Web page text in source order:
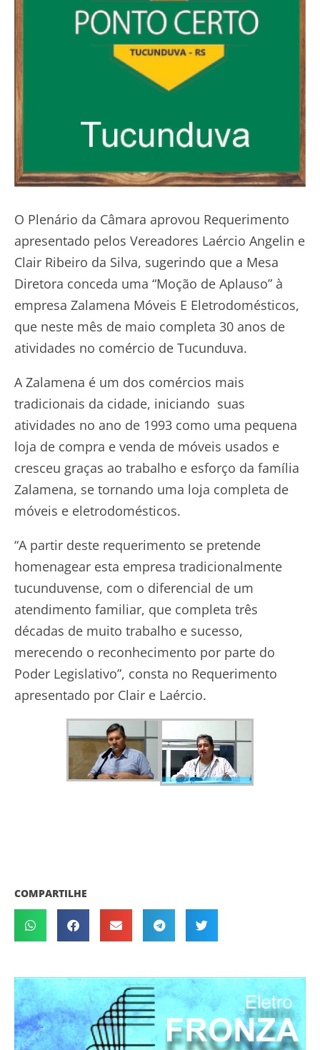
O Plenário da Câmara aprovou Requerimento
apresentado pelos Vereadores Laércio Angelin e
Clair Ribeiro da Silva, sugerindo que a Mesa
Diretora conceda uma “Moção de Aplauso” à
empresa Zalamena Móveis E Eletrodomésticos,
que neste mês de maio completa 30 anos de
atividades no comércio de Tucunduva.
A Zalamena é um dos comércios mais
tradicionais da cidade, iniciando suas
atividades no ano de 1993 como uma pequena
loja de compra e venda de móveis usados e
cresceu graças ao trabalho e esforço da família
Zalamena, se tornando uma loja completa de
móveis e eletrodomésticos.
“A partir deste requerimento se pretende
homenagear esta empresa tradicionalmente
tucunduvense, com o diferencial de um
atendimento familiar, que completa três
décadas de muito trabalho e sucesso,
merecendo o reconhecimento por parte do
Poder Legislativo”, consta no Requerimento
apresentado por Clair e Laércio.
COMPARTILHE